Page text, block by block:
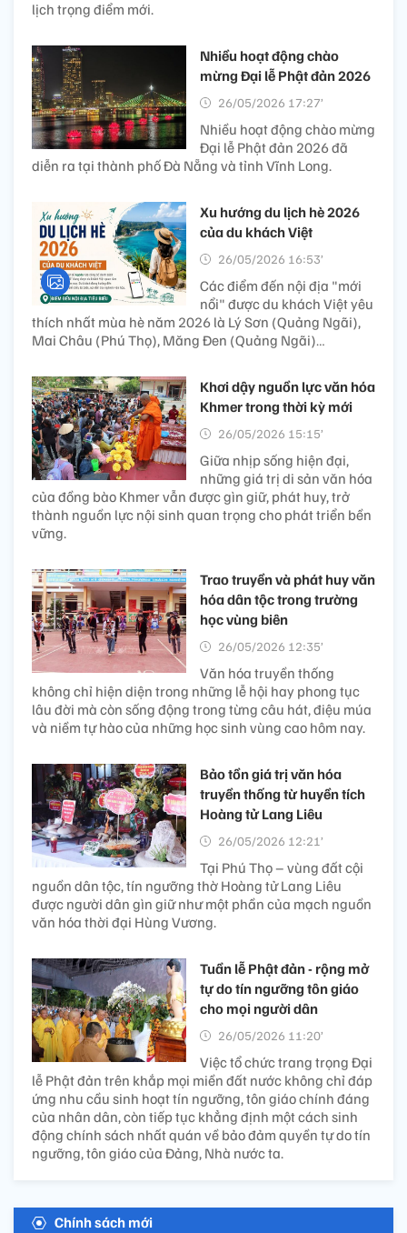
lịch trọng điểm mới.
Nhiều hoạt động chào
mừng Đại lễ Phật đản 2026
26/05/2026 17:27’
Nhiều hoạt động chào mừng
Đại lễ Phật đản 2026 đã
diễn ra tại thành phố Đà Nẵng và tỉnh Vĩnh Long.
Xu hướng du lịch hè 2026
của du khách Việt
26/05/2026 16:53’
Các điểm đến nội địa "mới
nổi" được du khách Việt yêu
thích nhất mùa hè năm 2026 là Lý Sơn (Quảng Ngãi),
Mai Châu (Phú Thọ), Măng Đen (Quảng Ngãi)…
Khơi dậy nguồn lực văn hóa
Khmer trong thời kỳ mới
26/05/2026 15:15’
Giữa nhịp sống hiện đại,
những giá trị di sản văn hóa
của đồng bào Khmer vẫn được gìn giữ, phát huy, trở
thành nguồn lực nội sinh quan trọng cho phát triển bền
vững.
Trao truyền và phát huy văn
hóa dân tộc trong trường
học vùng biên
26/05/2026 12:35’
Văn hóa truyền thống
không chỉ hiện diện trong những lễ hội hay phong tục
lâu đời mà còn sống động trong từng câu hát, điệu múa
và niềm tự hào của những học sinh vùng cao hôm nay.
Bảo tồn giá trị văn hóa
truyền thống từ huyền tích
Hoàng tử Lang Liêu​
26/05/2026 12:21’
Tại Phú Thọ – vùng đất cội
nguồn dân tộc, tín ngưỡng thờ Hoàng tử Lang Liêu
được người dân gìn giữ như một phần của mạch nguồn
văn hóa thời đại Hùng Vương.
Tuần lễ Phật đản - rộng mở
tự do tín ngưỡng tôn giáo
cho mọi người dân
26/05/2026 11:20’
Việc tổ chức trang trọng Đại
lễ Phật đản trên khắp mọi miền đất nước không chỉ đáp
ứng nhu cầu sinh hoạt tín ngưỡng, tôn giáo chính đáng
của nhân dân, còn tiếp tục khẳng định một cách sinh
động chính sách nhất quán về bảo đảm quyền tự do tín
ngưỡng, tôn giáo của Đảng, Nhà nước ta.
Chính sách mới